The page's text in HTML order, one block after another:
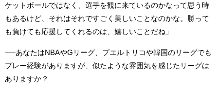
ケットボールではなく、選手を観に来ているのかなって思う時
もあるけど、それはそれですごく美しいことなのかな。勝って
も負けても応援してくれるのは、嬉しいことだね」
──あなたはNBAやGリーグ、プエルトリコや韓国のリーグでも
プレー経験がありますが、似たような雰囲気を感じたリーグは
ありますか？